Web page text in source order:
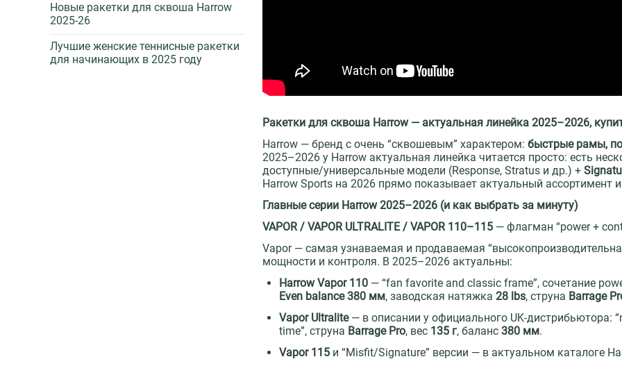
Новые ракетки для сквоша Harrow
2025-26
Лучшие женские теннисные ракетки
для начинающих в 2025 году
Ракетки для сквоша Harrow — актуальная линейка 2025–2026,
Harrow — бренд с очень “сквошевым” характером:быстрые рамы,
2025–2026 у Harrow актуальная линейка читается просто: есть
доступные/универсальные модели (Response, Stratus и др.) +
Harrow Sports на 2026 прямо показывает актуальный ассортимент
Главные серии Harrow 2025–2026 (и как выбрать за минуту)
VAPOR / VAPOR ULTRALITE / VAPOR 110–115 — флагман “power +
Vapor — самая узнаваемая и продаваемая
мощности и контроля. В 2025–2026 актуальны:
Harrow Vapor 110 — “fan favorite and classic frame”, сочетание
Even balance 380 мм, заводская натяжка28 lbs, струна Barrage
Vapor Ultralite— в описании у официального UK-дистрибьютора:
time”, струна Barrage Pro, вес 135 г, баланс380 мм.
Vapor 115 и “Misfit/Signature” версии — в актуальном каталоге